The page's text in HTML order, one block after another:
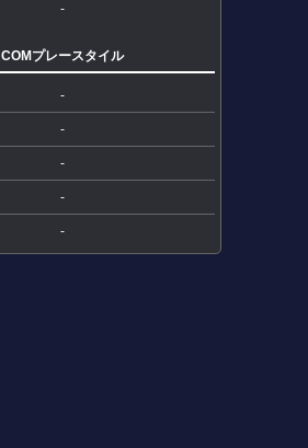
-
COMプレースタイル
-
-
-
-
-